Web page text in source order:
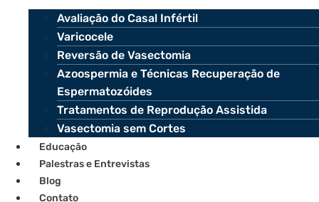
Avaliação do Casal Infértil
Varicocele
Reversão de Vasectomia
Azoospermia e Técnicas Recuperação de
Espermatozóides
Tratamentos de Reprodução Assistida
Vasectomia sem Cortes
Educação
Palestras e Entrevistas
Blog
Contato